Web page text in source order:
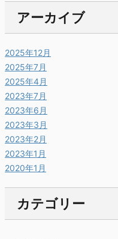
アーカイブ
2025年12月
2025年7月
2025年4月
2023年7月
2023年6月
2023年3月
2023年2月
2023年1月
2020年1月
カテゴリー